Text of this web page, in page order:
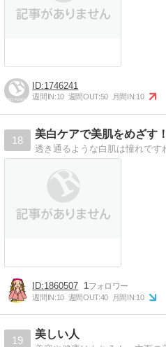
1746241
週間IN:10 週間OUT:50 月間IN:10
18
1860507 1
週間IN:10 週間OUT:40 月間IN:10
19
美しい人